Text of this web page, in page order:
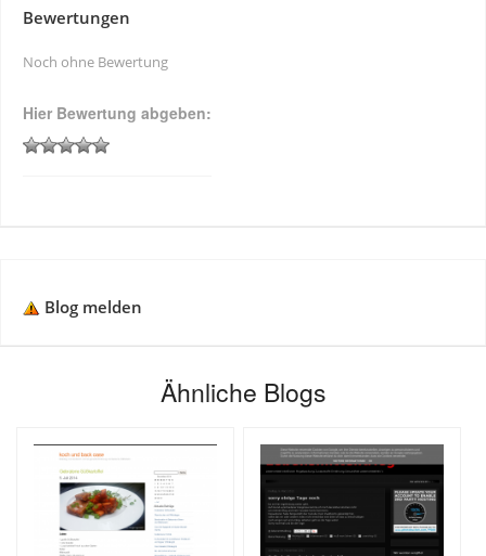
Bewertungen
Noch ohne Bewertung
Hier Bewertung abgeben:
Blog melden
Ähnliche Blogs